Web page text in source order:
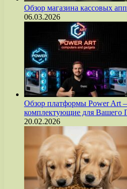
Обзор магазина кассовых
06.03.2026
Обзор платформы Power Art
комплектующие для Вашего
20.02.2026